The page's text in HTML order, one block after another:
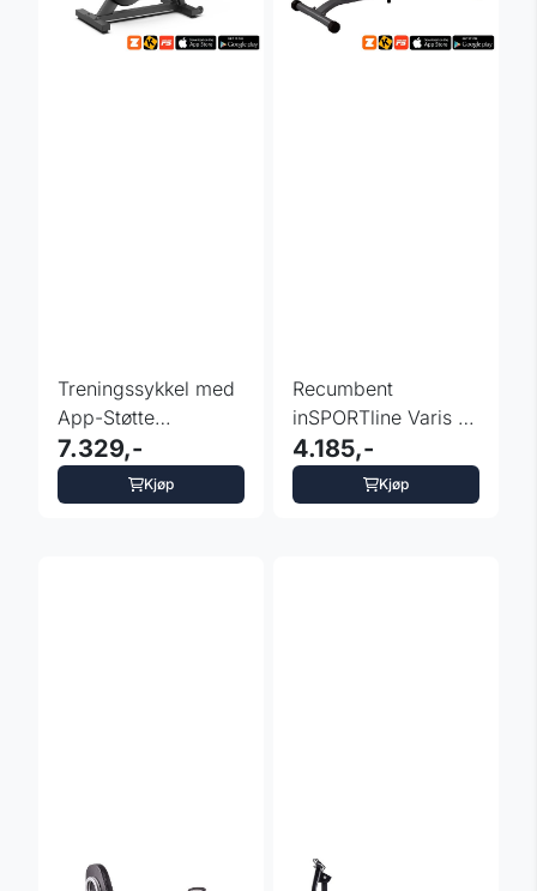
Treningssykkel med
App-Støtte
inSPORTline inCondi
S150i
7.329,-
Kjøp
Recumbent
inSPORTline Varis -
hvit/sort
4.185,-
Kjøp